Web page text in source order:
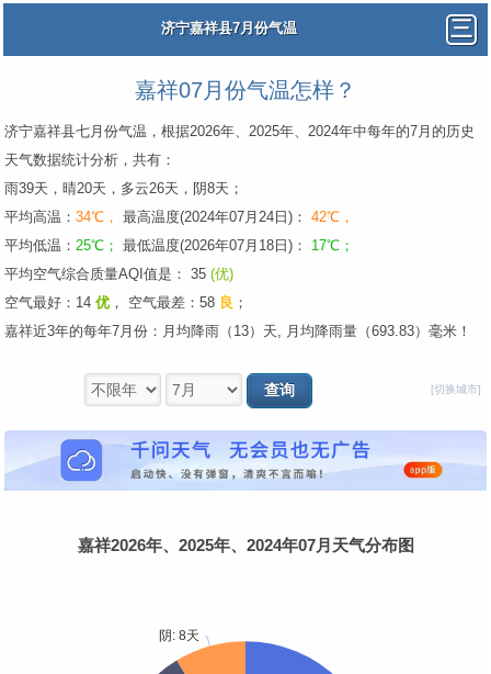
济宁嘉祥县7月份气温
嘉祥07月份气温怎样？
济宁嘉祥县七月份气温，根据2026年、2025年、2024年中每年的7月的历史
天气数据统计分析，共有：
雨39天，晴20天，多云26天，阴8天；
平均高温： 34℃， 最高温度(2024年07月24日)： 42℃，
平均低温： 25℃； 最低温度(2026年07月18日)： 17℃；
平均空气综合质量AQI值是： 35 (优)
空气最好：14 优 ， 空气最差：58 良 ；
嘉祥近3年的每年7月份：月均降雨（13）天, 月均降雨量（693.83）毫米！
[切换城市]
嘉祥2026年、2025年、2024年07月天气分布图